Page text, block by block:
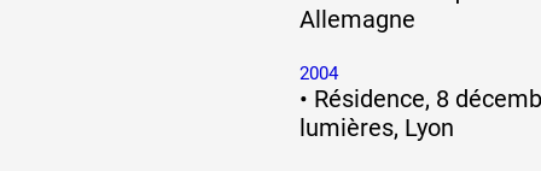
Allemagne
2004
• Résidence, 8
lumières, Lyon